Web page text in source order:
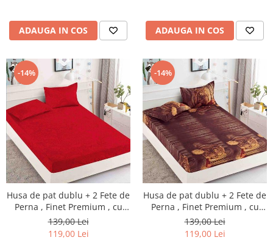
ADAUGA IN COS ADAUGA IN COS
-14%
Husa de pat dublu + 2 Fete de
Perna , Finet Premium , cu
elastic , HP16
139,00 Lei
119,00 Lei
-14%
Husa de pat dublu + 2 Fete de
Perna , Finet Premium , cu
elastic , HP17
139,00 Lei
119,00 Lei